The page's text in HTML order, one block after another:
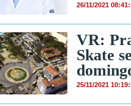
26/11/2021
VR:
Skate
25/11/2021